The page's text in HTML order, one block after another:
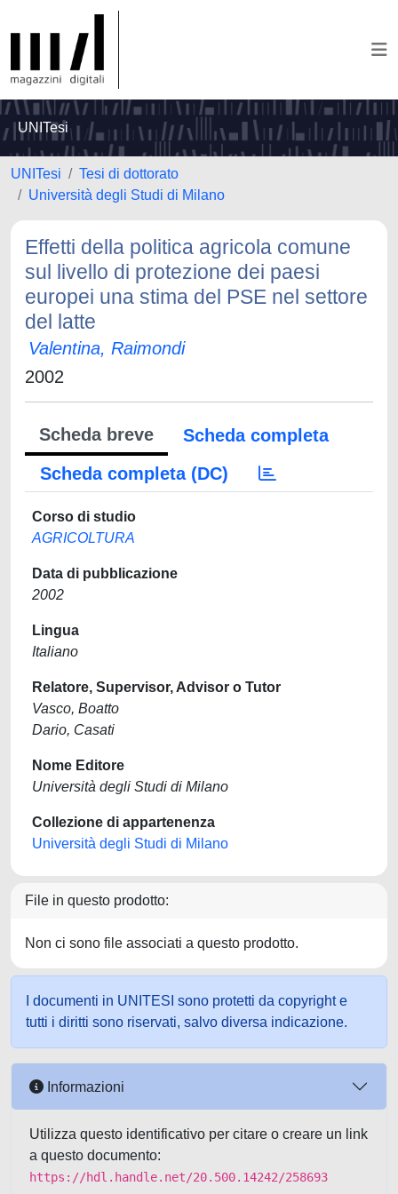
UNITesi
UNITesi
Tesi di dottorato
Università degli Studi di Milano
Effetti della politica agricola comune
sul livello di protezione dei paesi
europei una stima del PSE nel settore
del latte
Valentina, Raimondi
2002
Scheda breve
Scheda completa
Scheda completa (DC)
Corso di studio
AGRICOLTURA
Data di pubblicazione
2002
Lingua
Italiano
Relatore, Supervisor, Advisor o Tutor
Vasco, Boatto
Dario, Casati
Nome Editore
Università degli Studi di Milano
Collezione di appartenenza
Università degli Studi di Milano
File in questo prodotto:
Non ci sono file associati a questo prodotto.
I documenti in UNITESI sono protetti da copyright e
tutti i diritti sono riservati, salvo diversa indicazione.
Informazioni
Utilizza questo identificativo per citare o creare un link
a questo documento:
https://hdl.handle.net/20.500.14242/258693